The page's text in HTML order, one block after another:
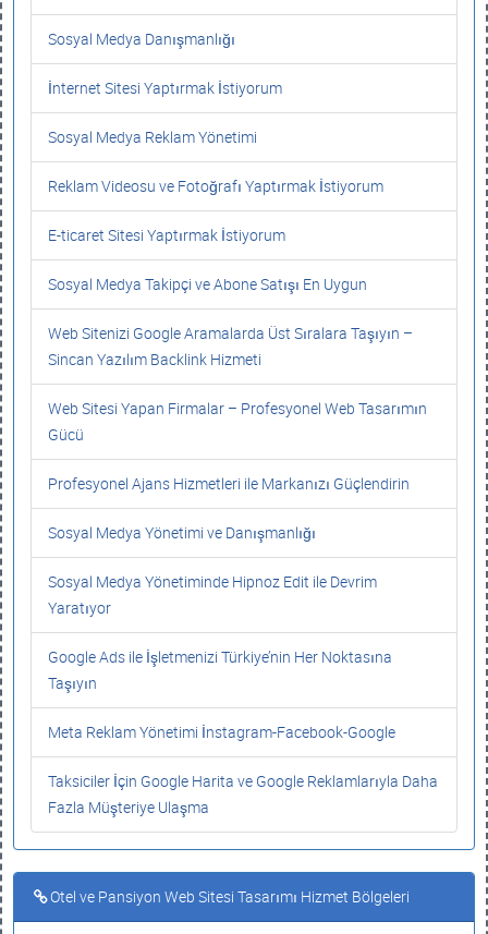
Sosyal Medya Danışmanlığı
İnternet Sitesi Yaptırmak İstiyorum
Sosyal Medya Reklam Yönetimi
Reklam Videosu ve Fotoğrafı Yaptırmak İstiyorum
E-ticaret Sitesi Yaptırmak İstiyorum
Sosyal Medya Takipçi ve Abone Satışı En Uygun
Web Sitenizi Google Aramalarda Üst Sıralara Taşıyın –
Sincan Yazılım Backlink Hizmeti
Web Sitesi Yapan Firmalar – Profesyonel Web Tasarımın
Gücü
Profesyonel Ajans Hizmetleri ile Markanızı Güçlendirin
Sosyal Medya Yönetimi ve Danışmanlığı
Sosyal Medya Yönetiminde Hipnoz Edit ile Devrim
Yaratıyor
Google Ads ile İşletmenizi Türkiye’nin Her Noktasına
Taşıyın
Meta Reklam Yönetimi İnstagram-Facebook-Google
Taksiciler İçin Google Harita ve Google Reklamlarıyla Daha
Fazla Müşteriye Ulaşma
Otel ve Pansiyon Web Sitesi Tasarımı Hizmet Bölgeleri